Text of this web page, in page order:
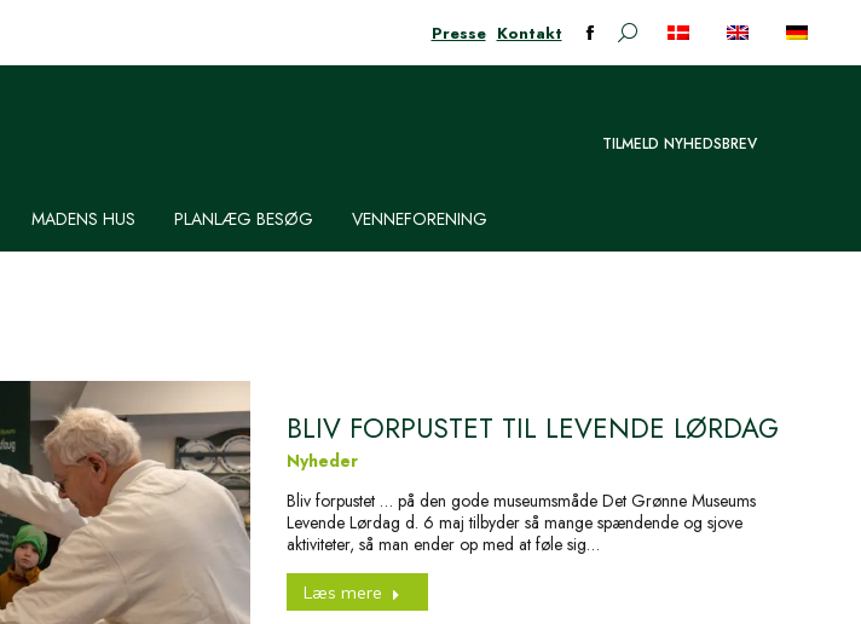
Presse Kontakt
Facebook-
Søge:
TILMELD NYHEDSBREV
MADENS HUS PLANLÆG BESØG VENNEFORENING
BLIV FORPUSTET TIL LEVENDE LØRDAG
Nyheder
Bliv forpustet … på den gode museumsmåde Det Grønne Museums
Levende Lørdag d. 6 maj tilbyder så mange spændende og sjove
aktiviteter, så man ender op med at føle sig…
Læs mere